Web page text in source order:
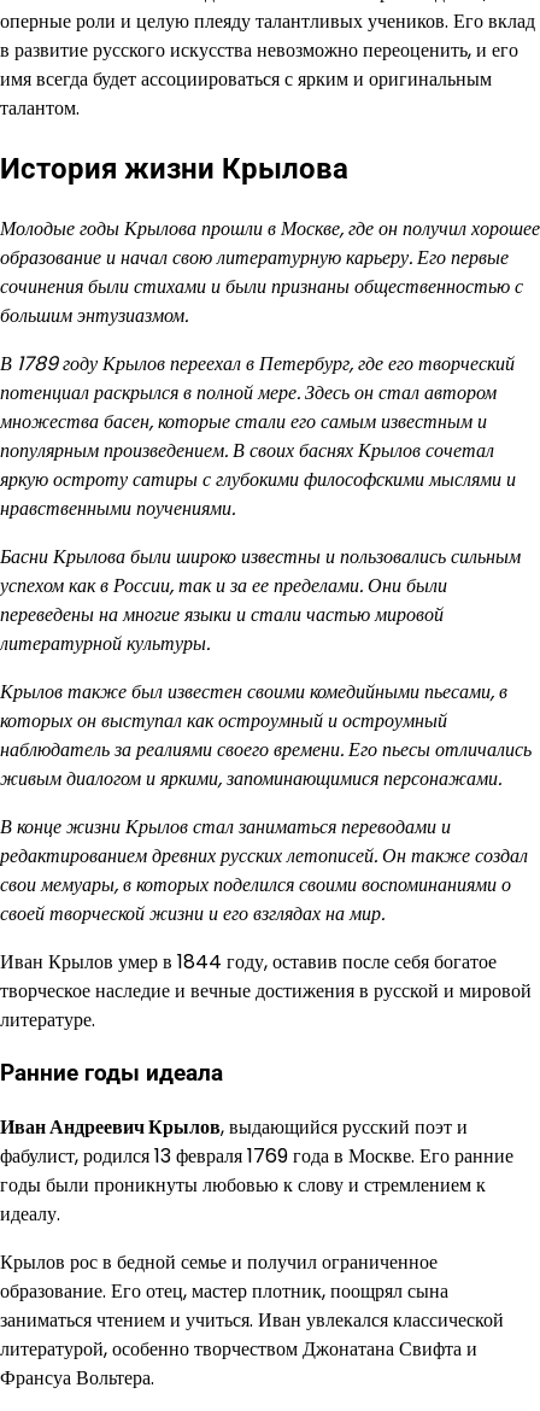
оперные роли и целую плеяду талантливых учеников. Его вклад
в развитие русского искусства невозможно переоценить, и его
имя всегда будет ассоциироваться с ярким и оригинальным
талантом.
История жизни Крылова
Молодые годы Крылова прошли в Москве, где он получил хорошее
образование и начал свою литературную карьеру. Его первые
сочинения были стихами и были признаны общественностью с
большим энтузиазмом.
В 1789 году Крылов переехал в Петербург, где его творческий
потенциал раскрылся в полной мере. Здесь он стал автором
множества басен, которые стали его самым известным и
популярным произведением. В своих баснях Крылов сочетал
яркую остроту сатиры с глубокими философскими мыслями и
нравственными поучениями.
Басни Крылова были широко известны и пользовались сильным
успехом как в России, так и за ее пределами. Они были
переведены на многие языки и стали частью мировой
литературной культуры.
Крылов также был известен своими комедийными пьесами, в
которых он выступал как остроумный и остроумный
наблюдатель за реалиями своего времени. Его пьесы отличались
живым диалогом и яркими, запоминающимися персонажами.
В конце жизни Крылов стал заниматься переводами и
редактированием древних русских летописей. Он также создал
свои мемуары, в которых поделился своими воспоминаниями о
своей творческой жизни и его взглядах на мир.
Иван Крылов умер в 1844 году, оставив после себя богатое
творческое наследие и вечные достижения в русской и мировой
литературе.
Ранние годы идеала
Иван Андреевич Крылов, выдающийся русский поэт и
фабулист, родился 13 февраля 1769 года в Москве. Его ранние
годы были проникнуты любовью к слову и стремлением к
идеалу.
Крылов рос в бедной семье и получил ограниченное
образование. Его отец, мастер плотник, поощрял сына
заниматься чтением и учиться. Иван увлекался классической
литературой, особенно творчеством Джонатана Свифта и
Франсуа Вольтера.